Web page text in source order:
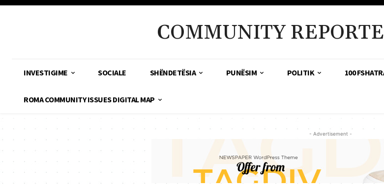
COMMUNITY
INVESTIGIME SOCIALE SHËNDETËSIA PUNËSIM POLITIK 100
ROMA COMMUNITY ISSUES DIGITAL MAP
- Advertisement -